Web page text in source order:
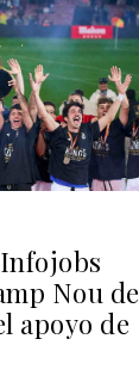
Nou de
apoyo de